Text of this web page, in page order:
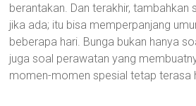
berantakan. Dan terakhir, tambahkan
jika ada; itu bisa memperpanjang
beberapa hari. Bunga bukan hanya
juga soal perawatan yang
momen-momen spesial tetap terasa